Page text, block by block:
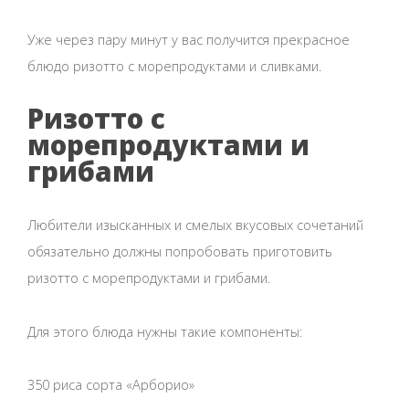
Уже через пару минут у вас получится прекрасное
блюдо ризотто с морепродуктами и сливками.
Ризотто с
морепродуктами и
грибами
Любители изысканных и смелых вкусовых сочетаний
обязательно должны попробовать приготовить
ризотто с морепродуктами и грибами.
Для этого блюда нужны такие компоненты:
350 риса сорта «Арборио»